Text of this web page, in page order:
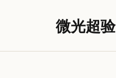
微光超验